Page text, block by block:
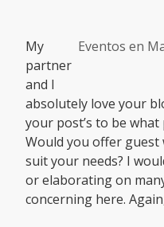
Eventos en
My
partner
and I
absolutely love your
your post’s to be
Would you offer
suit your needs? I
or elaborating on
concerning here.